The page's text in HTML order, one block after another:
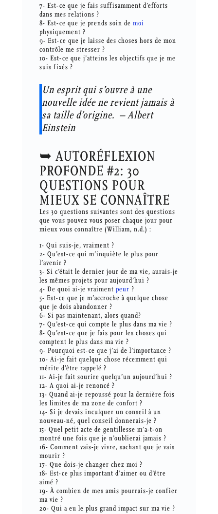
7- Est-ce que je fais suffisamment d’efforts
dans mes relations ?
8- Est-ce que je prends soin de moi
physiquement ?
9- Est-ce que je laisse des choses hors de mon
contrôle me stresser ?
10- Est-ce que j’atteins les objectifs que je me
suis fixés ?
Un esprit qui s’ouvre à une
nouvelle idée ne revient jamais à
sa taille d’origine. – Albert
Einstein
➥ AUTORÉFLEXION
PROFONDE #2: 30
QUESTIONS POUR
MIEUX SE CONNAÎTRE
Les 30 questions suivantes sont des questions
que vous pouvez vous poser chaque jour pour
mieux vous connaître (William, n.d.) :
1- Qui suis-je, vraiment ?
2- Qu’est-ce qui m’inquiète le plus pour
l’avenir ?
3- Si c’était le dernier jour de ma vie, aurais-je
les mêmes projets pour aujourd’hui ?
4- De quoi ai-je vraiment peur ?
5- Est-ce que je m’accroche à quelque chose
que je dois abandonner ?
6- Si pas maintenant, alors quand?
7- Qu’est-ce qui compte le plus dans ma vie ?
8- Qu’est-ce que je fais pour les choses qui
comptent le plus dans ma vie ?
9- Pourquoi est-ce que j’ai de l’importance ?
10- Ai-je fait quelque chose récemment qui
mérite d’être rappelé ?
11- Ai-je fait sourire quelqu’un aujourd’hui ?
12- A quoi ai-je renoncé ?
13- Quand ai-je repoussé pour la dernière fois
les limites de ma zone de confort ?
14- Si je devais inculquer un conseil à un
nouveau-né, quel conseil donnerais-je ?
15- Quel petit acte de gentillesse m’a-t-on
montré une fois que je n’oublierai jamais ?
16- Comment vais-je vivre, sachant que je vais
mourir ?
17- Que dois-je changer chez moi ?
18- Est-ce plus important d’aimer ou d’être
aimé ?
19- À combien de mes amis pourrais-je confier
ma vie ?
20- Qui a eu le plus grand impact sur ma vie ?